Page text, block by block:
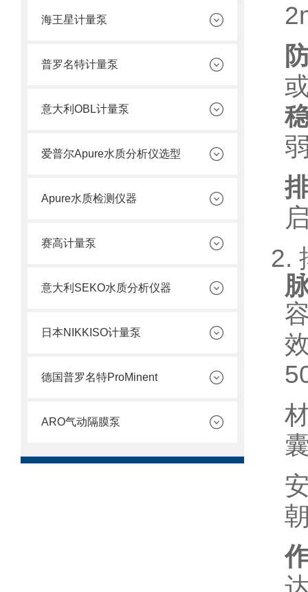
海王星计量泵
普罗名特计量泵
意大利OBL计量泵
爱普尔Apure水质分析仪选型
Apure水质检测仪器
赛高计量泵
意大利SEKO水质分析仪器
日本NIKKISO计量泵
德国普罗名特ProMinent
ARO气动隔膜泵
2.